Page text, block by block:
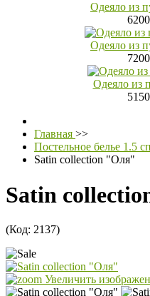
Одеяло из
Одеяло из
Одеяло из
Главная >>
Постельное белье 1.5
Satin collection "Оля"
Satin
(Код: 2137)
Увеличить